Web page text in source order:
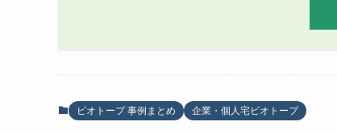
ビオトープ 事例まとめ 企業・個人宅ビオトープ